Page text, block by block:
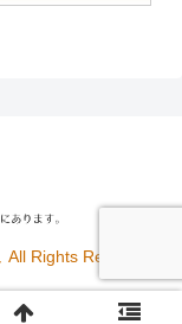
Rights Reserved.